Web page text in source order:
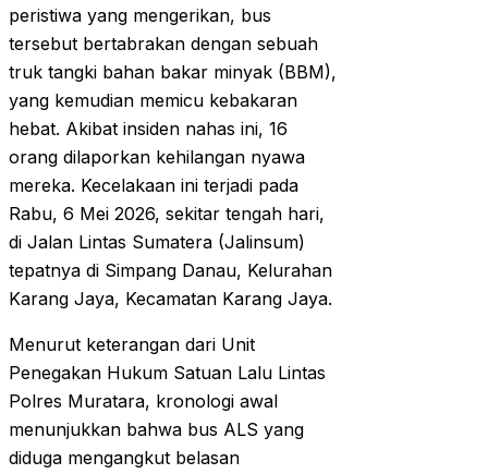
peristiwa yang mengerikan, bus
tersebut bertabrakan dengan sebuah
truk tangki bahan bakar minyak (BBM),
yang kemudian memicu kebakaran
hebat. Akibat insiden nahas ini, 16
orang dilaporkan kehilangan nyawa
mereka. Kecelakaan ini terjadi pada
Rabu, 6 Mei 2026, sekitar tengah hari,
di Jalan Lintas Sumatera (Jalinsum)
tepatnya di Simpang Danau, Kelurahan
Karang Jaya, Kecamatan Karang Jaya.
Menurut keterangan dari Unit
Penegakan Hukum Satuan Lalu Lintas
Polres Muratara, kronologi awal
menunjukkan bahwa bus ALS yang
diduga mengangkut belasan